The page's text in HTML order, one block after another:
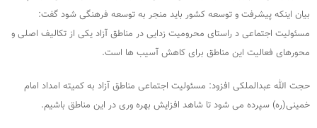
بیان اینکه پیشرفت و توسعه کشور باید منجر به توسعه فرهنگی شود گفت:
مسئولیت اجتماعی د راستای محرومیت زدایی در مناطق آزاد یکی از تکالیف اصلی و
محورهای فعالیت این مناطق برای کاهش آسیب ها است.
حجت الله عبدالملکی افزود: مسئولیت اجتماعی مناطق آزاد به کمیته امداد امام
خمینی(ره) سپرده می شود تا شاهد افزایش بهره‌ وری در این مناطق باشیم.